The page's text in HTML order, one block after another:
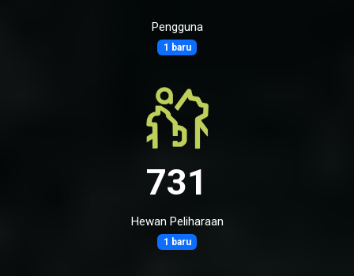
Pengguna
1 baru
731
Hewan Peliharaan
1 baru